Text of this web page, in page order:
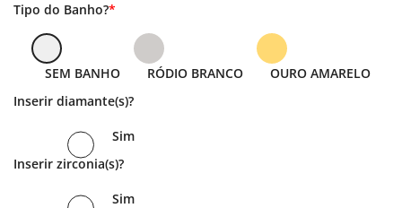
R$ 1.373,57.
*
Tipo do Banho?
SEM BANHO RÓDIO BRANCO
OURO AMARELO
Inserir diamante(s)?
Sim
Inserir zirconia(s)?
Sim